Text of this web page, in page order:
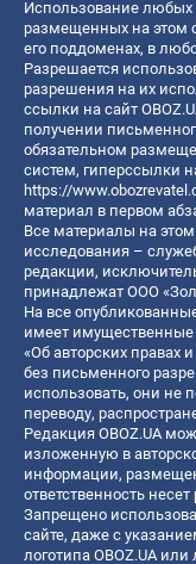
Использование любых
размещенных на этом
его поддоменах, в
Разрешается
разрешения на их
ссылки на сайт
получении
обязательном
систем, гиперссылки
https://
материал в первом
Все материалы на
исследования –
редакции,
принадлежат ООО
На все
имеет
«Об авторских правах
без письменного
использовать, они не
переводу,
Редакция OBOZ.UA
изложенную в
информации,
ответственность
Запрещено
сайте, даже с
логотипа OBOZ.UA